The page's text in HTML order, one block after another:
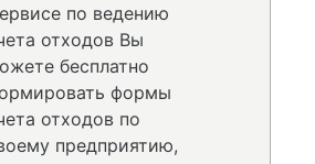
по ведению
отходов Вы
бесплатно
формы
отходов по
предприятию,